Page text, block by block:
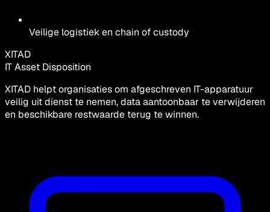
Veilige logistiek en chain of custody
XITAD
IT Asset Disposition
XITAD helpt organisaties om afgeschreven IT-apparatuur
veilig uit dienst te nemen, data aantoonbaar te verwijderen
en beschikbare restwaarde terug te winnen.